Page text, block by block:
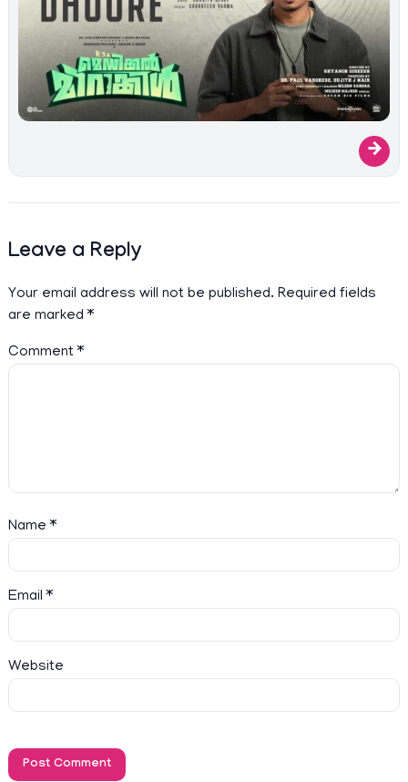
→
Leave a Reply
Your email address will not be published. Required fields
are marked*
Comment*
Name*
Email*
Website